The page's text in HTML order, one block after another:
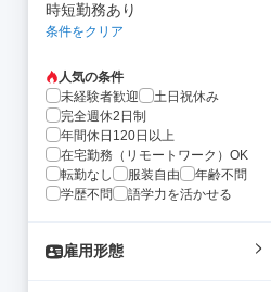
時短勤務あり
条件をクリア
人気の条件
未経験者歓迎
土日祝休み
完全週休2日制
年間休日120日以上
在宅勤務（リモートワーク）OK
転勤なし
服装自由
年齢不問
学歴不問
語学力を活かせる
雇用形態